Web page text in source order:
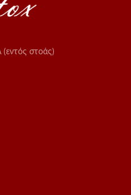
στοάς)